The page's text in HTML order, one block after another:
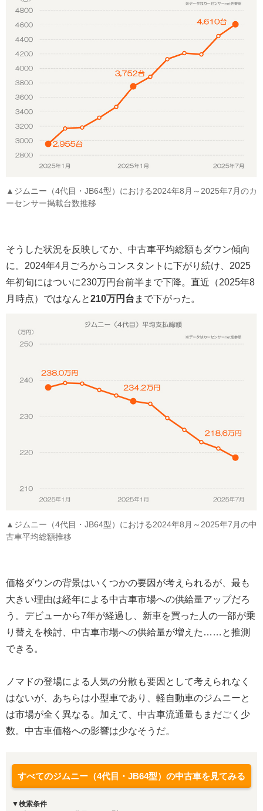
▲ジムニー（4代目・JB64型）における2024年8月～2025年7月のカ
ーセンサー掲載台数推移
そうした状況を反映してか、中古車平均総額もダウン傾向
に。2024年4月ごろからコンスタントに下がり続け、2025
年初旬にはついに230万円台前半まで下降。直近（2025年8
月時点）ではなんと210万円台 まで下がった。
▲ジムニー（4代目・JB64型）における2024年8月～2025年7月の中
古車平均総額推移
価格ダウンの背景はいくつかの要因が考えられるが、最も
大きい理由は経年による中古車市場への供給量アップだろ
う。デビューから7年が経過し、新車を買った人の一部が乗
り替えを検討、中古車市場への供給量が増えた……と推測
できる。
ノマドの登場による人気の分散も要因として考えられなく
はないが、あちらは小型車であり、軽自動車のジムニーと
は市場が全く異なる。加えて、中古車流通量もまだごく少
数。中古車価格への影響は少なそうだ。
すべてのジムニー（4代目・JB64型）の中古車を見てみる
▼検索条件